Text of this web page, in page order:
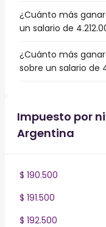
¿Cuánto más
un salario de
¿Cuánto más
sobre un salario de
Impuesto por
Argentina
$ 190.500
$ 191.500
$ 192.500